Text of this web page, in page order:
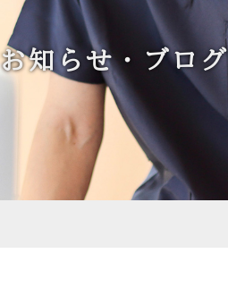
お知らせ・ブログ